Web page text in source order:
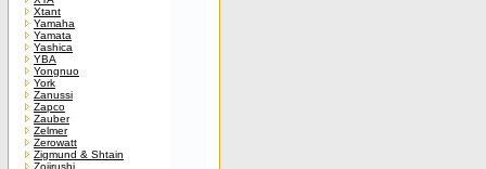
Xtant
Yamaha
Yamata
Yashica
YBA
Yongnuo
York
Zanussi
Zapco
Zauber
Zelmer
Zerowatt
Zigmund & Shtain
Zojirushi